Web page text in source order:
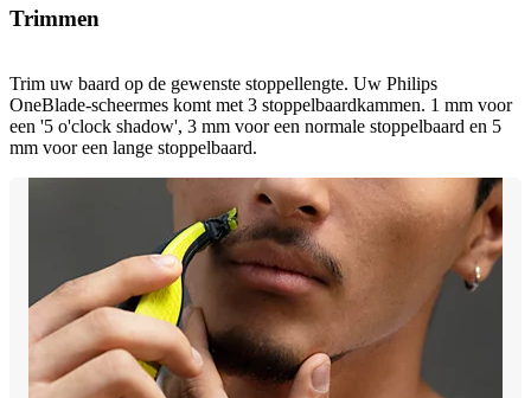
Trimmen
Trim uw baard op de gewenste stoppellengte. Uw Philips
OneBlade-scheermes komt met 3 stoppelbaardkammen. 1 mm voor
een '5 o'clock shadow', 3 mm voor een normale stoppelbaard en 5
mm voor een lange stoppelbaard.